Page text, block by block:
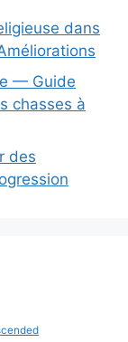
dans
— Guide
chasses à
des